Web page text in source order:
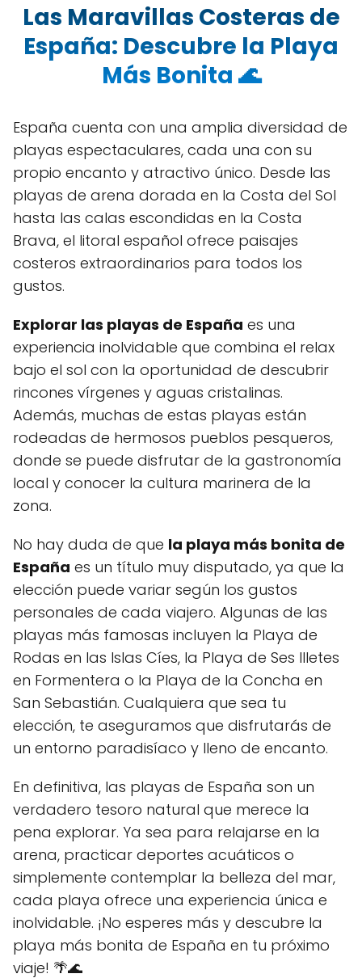
Las Maravillas Costeras de
España: Descubre la Playa
Más Bonita 🌊
España cuenta con una amplia diversidad de
playas espectaculares, cada una con su
propio encanto y atractivo único. Desde las
playas de arena dorada en la Costa del Sol
hasta las calas escondidas en la Costa
Brava, el litoral español ofrece paisajes
costeros extraordinarios para todos los
gustos.
Explorar las playas de España es una
experiencia inolvidable que combina el relax
bajo el sol con la oportunidad de descubrir
rincones vírgenes y aguas cristalinas.
Además, muchas de estas playas están
rodeadas de hermosos pueblos pesqueros,
donde se puede disfrutar de la gastronomía
local y conocer la cultura marinera de la
zona.
No hay duda de que la playa más bonita de
España es un título muy disputado, ya que la
elección puede variar según los gustos
personales de cada viajero. Algunas de las
playas más famosas incluyen la Playa de
Rodas en las Islas Cíes, la Playa de Ses Illetes
en Formentera o la Playa de la Concha en
San Sebastián. Cualquiera que sea tu
elección, te aseguramos que disfrutarás de
un entorno paradisíaco y lleno de encanto.
En definitiva, las playas de España son un
verdadero tesoro natural que merece la
pena explorar. Ya sea para relajarse en la
arena, practicar deportes acuáticos o
simplemente contemplar la belleza del mar,
cada playa ofrece una experiencia única e
inolvidable. ¡No esperes más y descubre la
playa más bonita de España en tu próximo
viaje! 🌴🌊